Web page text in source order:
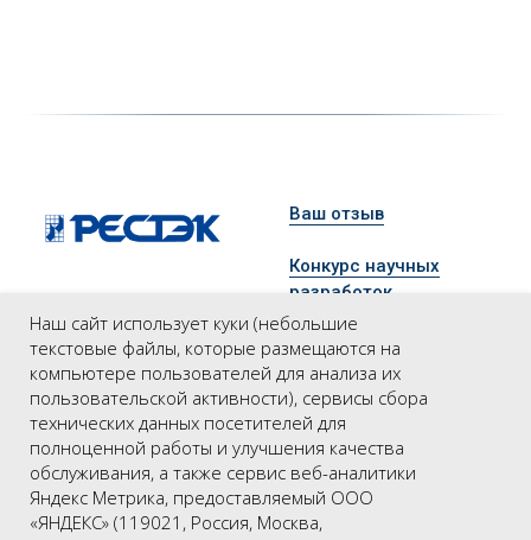
Наш сайт использует куки (небольшие
текстовые файлы, которые размещаются на
компьютере пользователей для анализа их
пользовательской активности), сервисы сбора
технических данных посетителей для
полноценной работы и улучшения качества
обслуживания, а также сервис веб-аналитики
Яндекс Метрика, предоставляемый ООО
«ЯНДЕКС» (119021, Россия, Москва,
Организация и проведение
выставок, конференций,
конгрессов, деловых
миссий в России и за
рубежом
Все права защищены
Ваш отзыв
Конкурс научных
разработок
Промышленный
конгресс
Новости
Контакты